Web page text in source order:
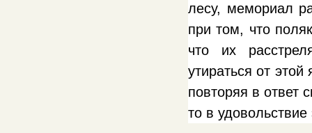
лесу, мемориал
при том, что
что их
утираться от
повторяя в
то в